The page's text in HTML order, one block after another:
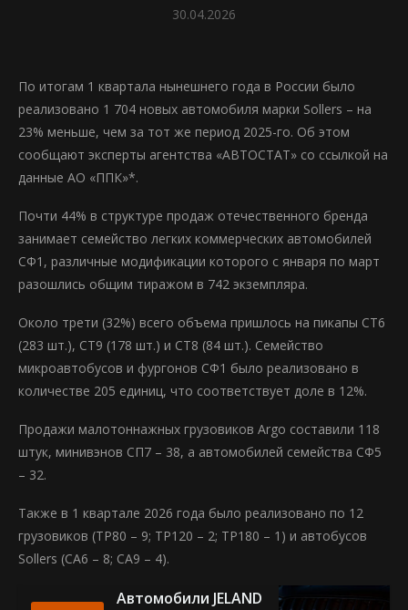
30.04.2026
По итогам 1 квартала нынешнего года в России было
реализовано 1 704 новых автомобиля марки Sollers – на
23% меньше, чем за тот же период 2025-го. Об этом
сообщают эксперты агентства «АВТОСТАТ» со ссылкой на
данные АО «ППК»*.
Почти 44% в структуре продаж отечественного бренда
занимает семейство легких коммерческих автомобилей
СФ1, различные модификации которого с января по март
разошлись общим тиражом в 742 экземпляра.
Около трети (32%) всего объема пришлось на пикапы СТ6
(283 шт.), СТ9 (178 шт.) и СТ8 (84 шт.). Семейство
микроавтобусов и фургонов СФ1 было реализовано в
количестве 205 единиц, что соответствует доле в 12%.
Продажи малотоннажных грузовиков Argo составили 118
штук, минивэнов СП7 – 38, а автомобилей семейства СФ5
– 32.
Также в 1 квартале 2026 года было реализовано по 12
грузовиков (ТР80 – 9; ТР120 – 2; ТР180 – 1) и автобусов
Sollers (СА6 – 8; СА9 – 4).
Автомобили JELAND